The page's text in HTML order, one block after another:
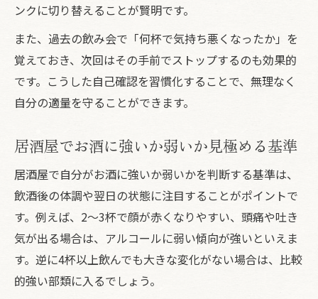
ンクに切り替えることが賢明です。
また、過去の飲み会で「何杯で気持ち悪くなったか」を
覚えておき、次回はその手前でストップするのも効果的
です。こうした自己確認を習慣化することで、無理なく
自分の適量を守ることができます。
居酒屋でお酒に強いか弱いか見極める基準
居酒屋で自分がお酒に強いか弱いかを判断する基準は、
飲酒後の体調や翌日の状態に注目することがポイントで
す。例えば、2〜3杯で顔が赤くなりやすい、頭痛や吐き
気が出る場合は、アルコールに弱い傾向が強いといえま
す。逆に4杯以上飲んでも大きな変化がない場合は、比較
的強い部類に入るでしょう。